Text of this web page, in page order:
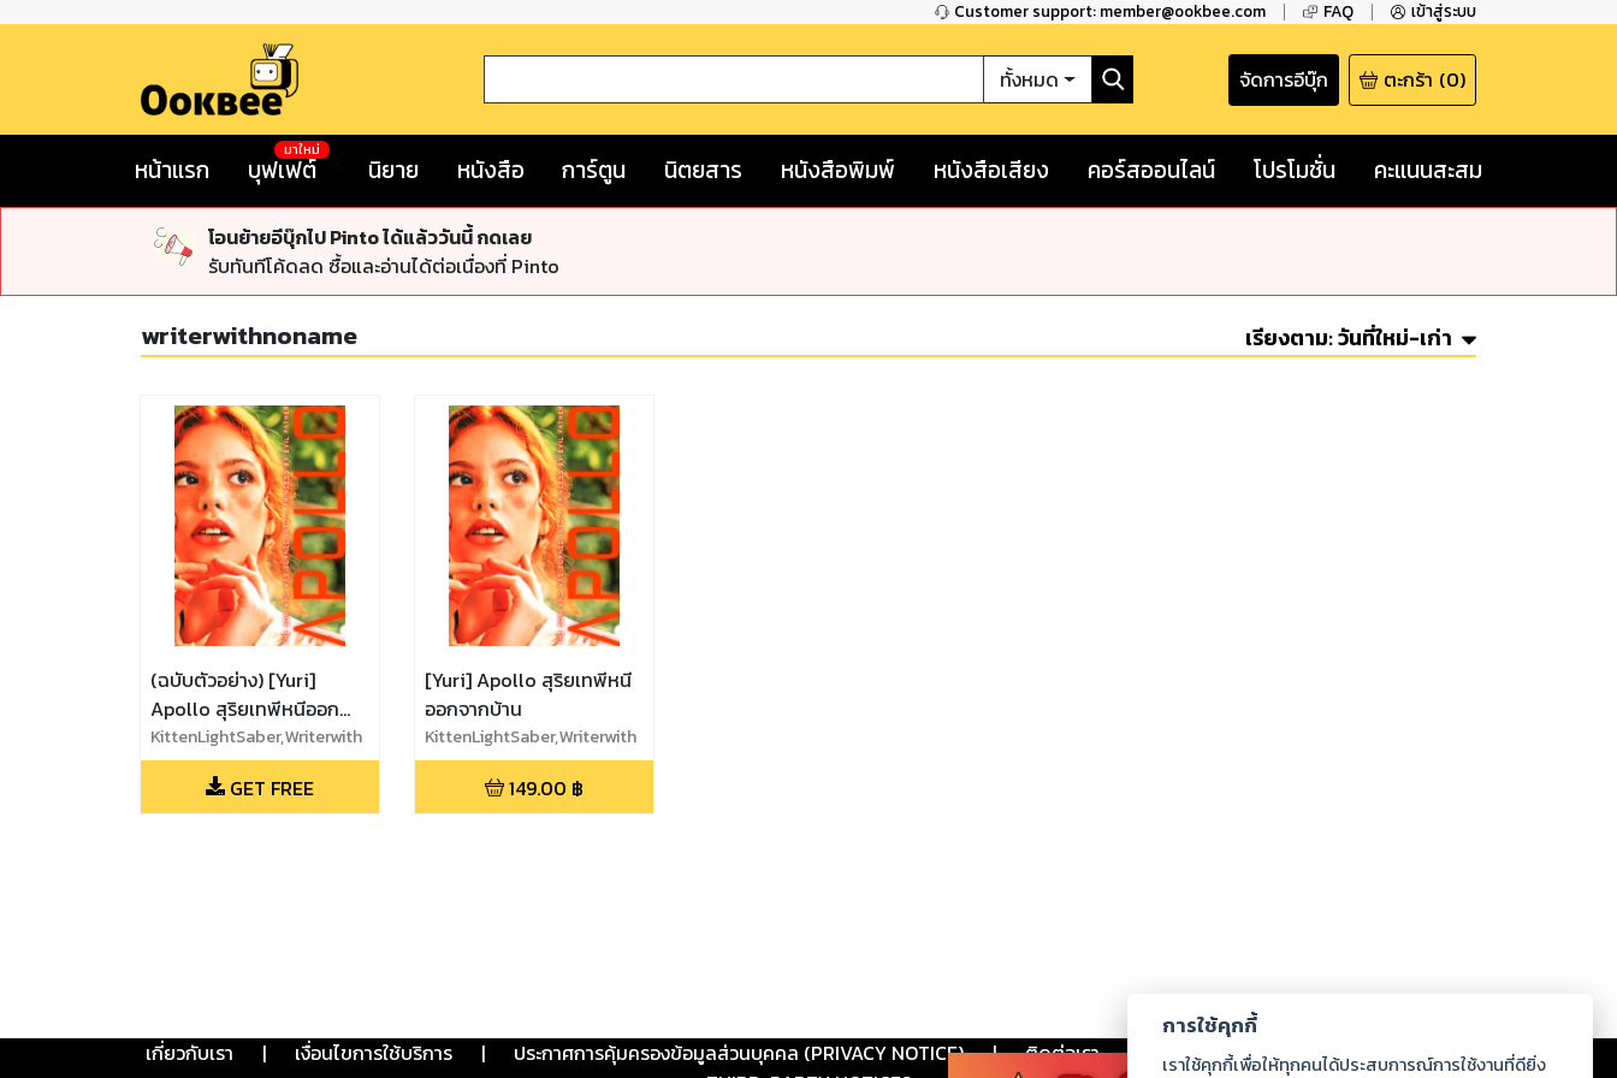
Customer support: member@ookbee.com FAQ เข้าสู่ระบบ
ทั้งหมด จัดการอีบุ๊ก ตะกร้า (0)
หน้าแรก บุฟเฟต์
มาใหม่
นิยาย หนังสือ การ์ตูน นิตยสาร หนังสือพิมพ์ หนังสือเสียง คอร์สออนไลน์ โปรโมชั่น คะแนนสะสม
โอนย้ายอีบุ๊กไป Pinto ได้แล้ววันนี้ กดเลย
รับทันทีโค้ดลด ซื้อและอ่านได้ต่อเนื่องที่ Pinto
writerwithnoname เรียงตาม:วันที่ใหม่-เก่า
(ฉบับตัวอย่าง) [Yuri]
Apollo สุริยเทพีหนีออก
จากบ้าน
KittenLightSaber,Writerwith
noname
GET FREE
[Yuri] Apollo สุริยเทพีหนี
ออกจากบ้าน
KittenLightSaber,Writerwith
noname
149.00 ฿
เกี่ยวกับเรา | เงื่อนไขการใช้บริการ | ประกาศการคุ้มครองข้อมูลส่วนบุคคล (PRIVACY NOTICE) | ติดต่อเรา ร่วมงานกับเรา ดาวน์โหลด
การใช้คุกกี้
เราใช้คุกกี้เพื่อให้ทุกคนได้ประสบการณ์การใช้งานที่ดียิ่ง